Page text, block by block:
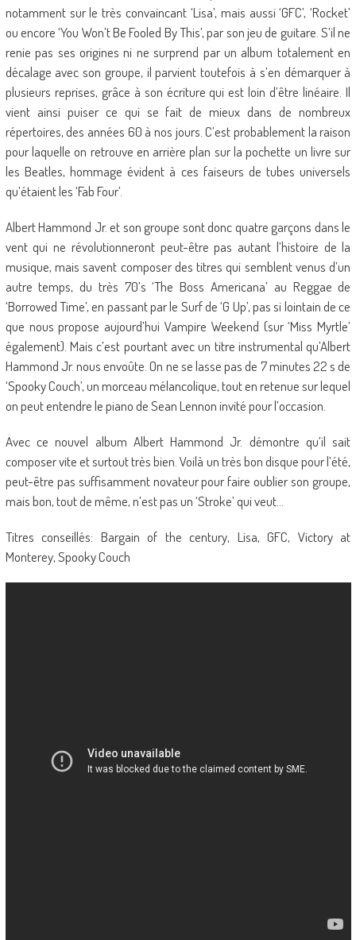
notamment sur le très convaincant ‘Lisa’, mais aussi ‘GFC’, ‘Rocket’
ou encore ‘You Won’t Be Fooled By This’, par son jeu de guitare. S’il ne
renie pas ses origines ni ne surprend par un album totalement en
décalage avec son groupe, il parvient toutefois à s’en démarquer à
plusieurs reprises, grâce à son écriture qui est loin d’être linéaire. Il
vient ainsi puiser ce qui se fait de mieux dans de nombreux
répertoires, des années 60 à nos jours. C’est probablement la raison
pour laquelle on retrouve en arrière plan sur la pochette un livre sur
les Beatles, hommage évident à ces faiseurs de tubes universels
qu’étaient les ‘Fab Four’.
Albert Hammond Jr. et son groupe sont donc quatre garçons dans le
vent qui ne révolutionneront peut-être pas autant l’histoire de la
musique, mais savent composer des titres qui semblent venus d’un
autre temps, du très 70’s ‘The Boss Americana’ au Reggae de
‘Borrowed Time’, en passant par le Surf de ‘G Up’, pas si lointain de ce
que nous propose aujourd’hui Vampire Weekend (sur ‘Miss Myrtle’
également). Mais c’est pourtant avec un titre instrumental qu’Albert
Hammond Jr. nous envoûte. On ne se lasse pas de 7 minutes 22 s de
‘Spooky Couch’, un morceau mélancolique, tout en retenue sur lequel
on peut entendre le piano de Sean Lennon invité pour l’occasion.
Avec ce nouvel album Albert Hammond Jr. démontre qu’il sait
composer vite et surtout très bien. Voilà un très bon disque pour l’été,
peut-être pas suffisamment novateur pour faire oublier son groupe,
mais bon, tout de même, n’est pas un ‘Stroke’ qui veut…
Titres conseillés: Bargain of the century, Lisa, GFC, Victory at
Monterey, Spooky Couch